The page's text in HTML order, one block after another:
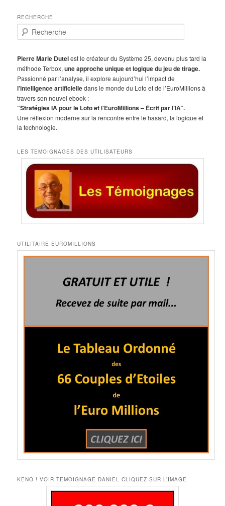
RECHERCHE
e
h
e
r
c
h
e
Pierre Marie Dutelest le créateur du Système 25, devenu plus tard la
méthode Terbox,une approche unique et logique du jeu de tirage.
Passionné par l’analyse, il explore aujourd’hui l’impact de
l’intelligence artificielledans le monde du Loto et de l’EuroMillions à
travers son nouvel ebook :
“Stratégies IA pour le Loto et l’EuroMillions – Écrit par l’IA”.
Une réflexion moderne sur la rencontre entre le hasard, la logique et
la technologie.
LES TEMOIGNAGES DES UTILISATEURS
UTILITAIRE EUROMILLIONS
KENO ! VOIR TEMOIGNAGE DANIEL CLIQUEZ SUR L’IMAGE